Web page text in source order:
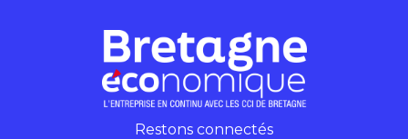
Restons connectés